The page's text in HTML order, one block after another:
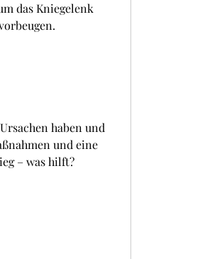
das Kniegelenk
haben und
und eine
– was hilft?